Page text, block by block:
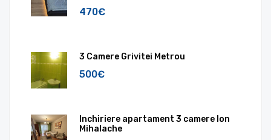
470€
3 Camere Grivitei Metrou
500€
Inchiriere apartament 3 camere Ion
Mihalache